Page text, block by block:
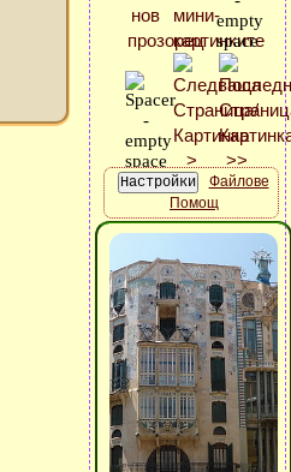
Файлове
Помощ